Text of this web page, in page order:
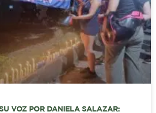
VOZ POR DANIELA SALAZAR: